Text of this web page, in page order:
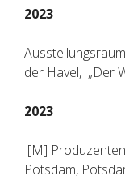
2023
der Havel, „Der
2023
[M]
Potsdam,